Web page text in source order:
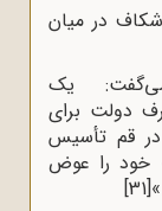
در میان
یک
دولت برای
در قم تأسیس
خود را عوض
[31]